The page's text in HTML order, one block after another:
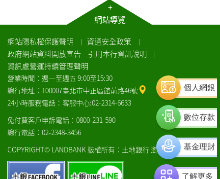
+
網站導覽
網站隱私權保護聲明 ｜ 資通安全政策 ｜
政府網站資料開放宣告 引用本行資訊說明 ｜
資訊處營運持續管理聲明
營業時間：週一至週五 9:00至15:30
總行地址：100007臺北市中正區館前路46號
24小時服務電話：客服中心:02-2314-6633
免付費客戶申訴電話：0800-231-590
總行電話：02-2348-3456
COPYRIGHT© LANDBANK 版權所有：土地銀行瀏覽器建議
土
個人網銀
數位存款
基金理財
了解更多